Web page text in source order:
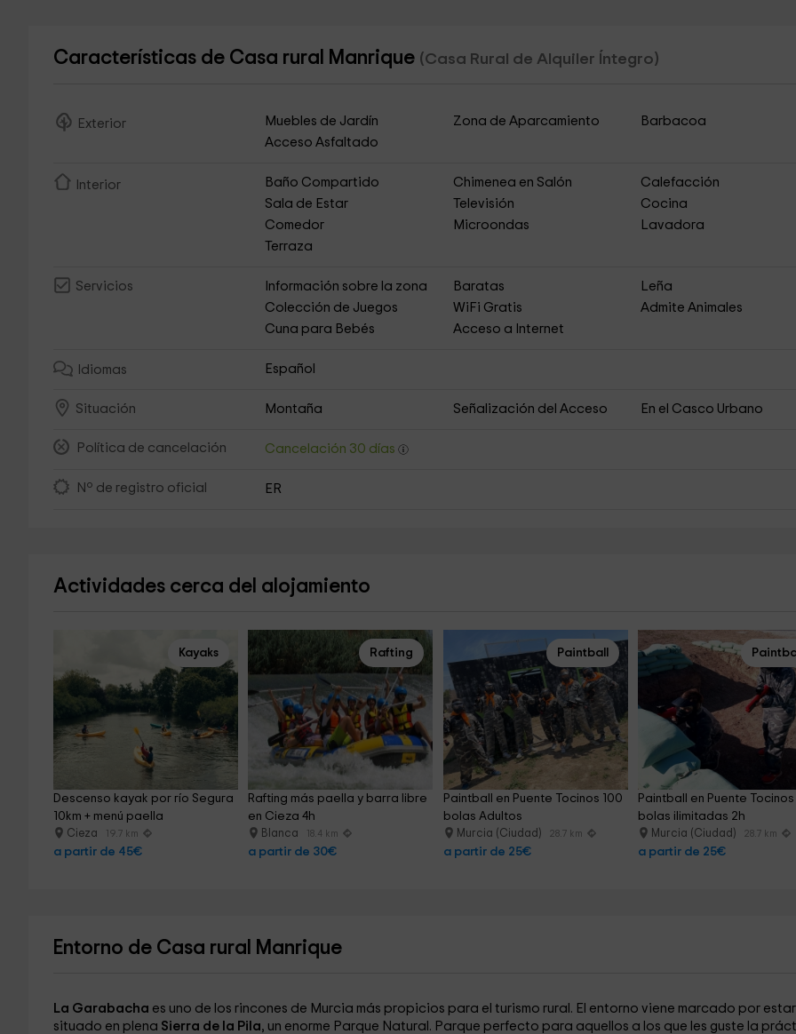
Características de Casa rural Manrique (Casa Rural de Alquiler Íntegro)
Exterior Muebles de Jardín Zona de Aparcamiento
Barbacoa
Acceso Asfaltado
Interior Baño Compartido Chimenea en Salón
Calefacción
Sala de Estar
Televisión
Cocina
Comedor
Microondas
Lavadora
Terraza
Servicios Información sobre la zona Baratas
Leña
Colección de Juegos
WiFi Gratis
Admite Animales
Cuna para Bebés
Acceso a Internet
Idiomas Español
Situación Montaña Señalización del Acceso En el Casco Urbano
Política de cancelación Cancelación 30 días
Nº de registro oficial ER
Actividades cerca del alojamiento
Kayaks
Descenso kayak por río Segura
10km + menú paella
Cieza 19.7 km
a partir de 45€
Rafting
Rafting más paella y barra libre
en Cieza 4h
Blanca 18.4 km
a partir de 30€
Paintball
Paintball en Puente Tocinos 100
bolas Adultos
Murcia (Ciudad) 28.7 km
a partir de 25€
Paintball en Puente Tocinos
bolas ilimitadas 2h
Murcia (Ciudad) 28.7 km
a partir de 25€
Entorno de Casa rural Manrique
La Garabacha es uno de los rincones de Murcia más propicios para el turismo rural. El entorno viene marcado por estar
situado en plena Sierra de la Pila, un enorme Parque Natural. Parque perfecto para aquellos a los que les guste la